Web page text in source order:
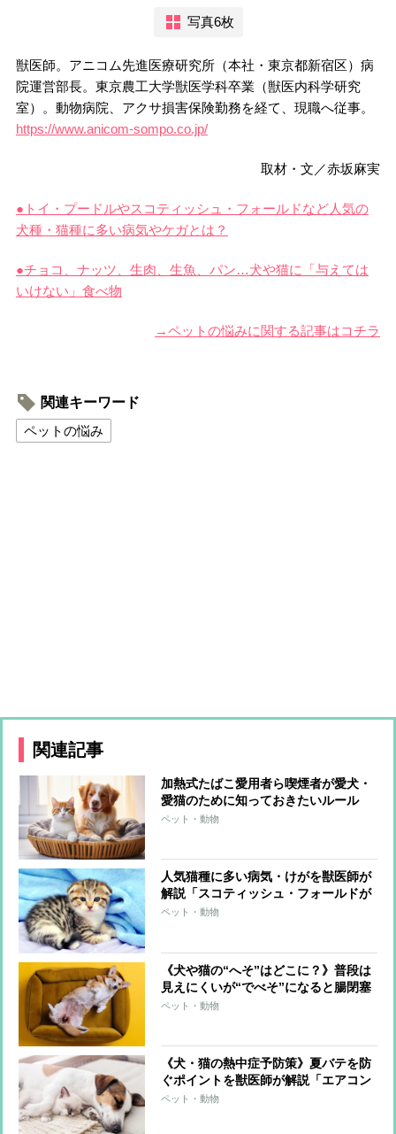
写真6枚
獣医師。アニコム先進医療研究所（本社・東京都新宿区）病
院運営部長。東京農工大学獣医学科卒業（獣医内科学研究
室）。動物病院、アクサ損害保険勤務を経て、現職へ従事。
https://www.anicom-sompo.co.jp/
取材・文／赤坂麻実
●トイ・プードルやスコティッシュ・フォールドなど人気の
犬種・猫種に多い病気やケガとは？
●チョコ、ナッツ、生肉、生魚、パン…犬や猫に「与えては
いけない」食べ物
→ペットの悩みに関する記事はコチラ
関連キーワード
ペットの悩み
関連記事
加熱式たばこ愛用者ら喫煙者が愛犬・
愛猫のために知っておきたいルール
ペット・動物
人気猫種に多い病気・けがを獣医師が
解説「スコティッシュ・フォールドが
悩まされる“遺伝病”」「アメリカン・
ペット・動物
《犬や猫の“へそ”はどこに？》普段は
見えにくいが“でべそ”になると腸閉塞
などのリスクも
ペット・動物
《犬・猫の熱中症予防策》夏バテを防
ぐポイントを獣医師が解説「エアコン
は人間の適温＋1℃に設定」「室温を
ペット・動物